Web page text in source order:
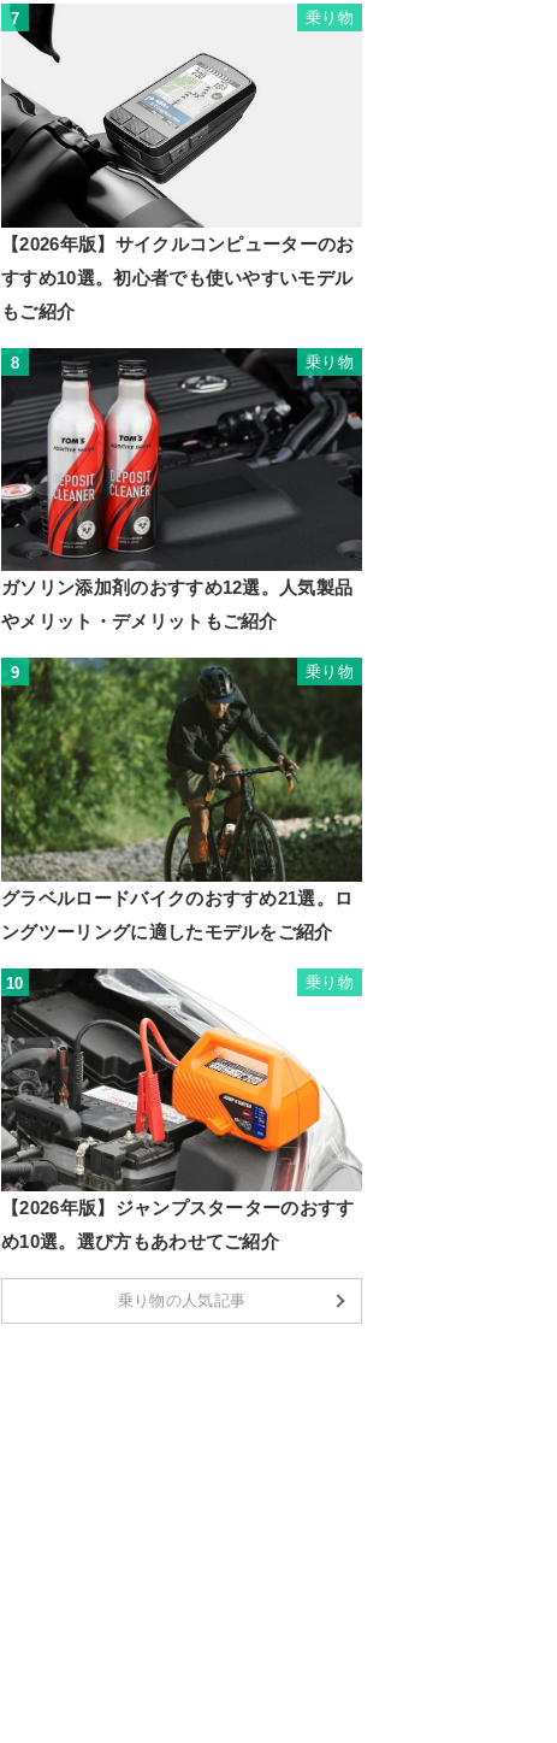
7 乗り物
【2026年版】サイクルコンピューターのお
すすめ10選。初心者でも使いやすいモデル
もご紹介
8 乗り物
ガソリン添加剤のおすすめ12選。人気製品
やメリット・デメリットもご紹介
9 乗り物
グラベルロードバイクのおすすめ21選。ロ
ングツーリングに適したモデルをご紹介
10 乗り物
【2026年版】ジャンプスターターのおすす
め10選。選び方もあわせてご紹介
乗り物の人気記事